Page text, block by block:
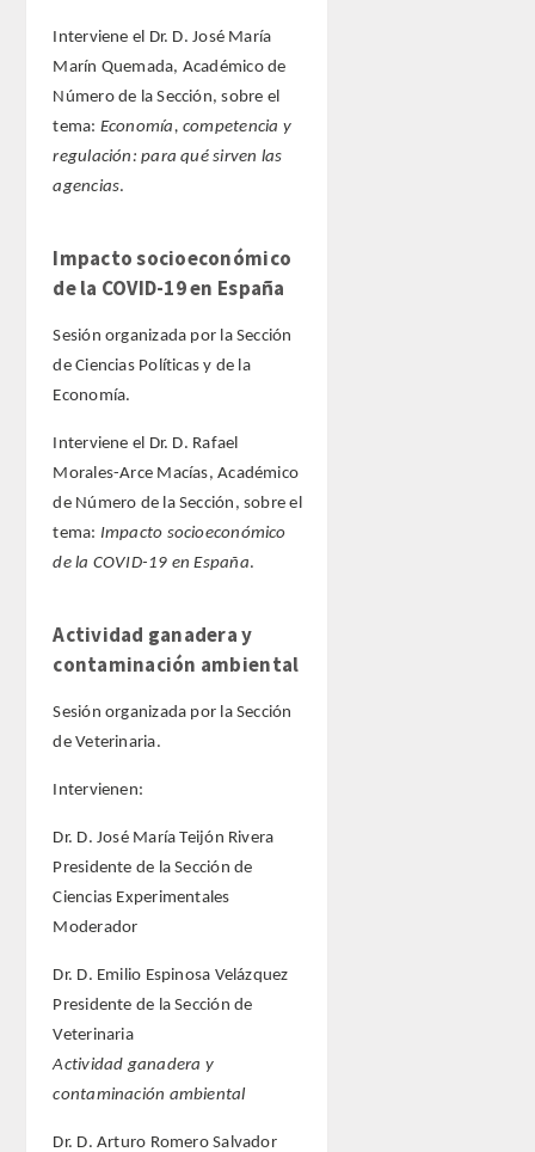
Interviene el Dr. D. José María
Marín Quemada, Académico de
Número de la Sección, sobre el
tema: Economía, competencia y
regulación: para qué sirven las
agencias.
Impacto socioeconómico
de la COVID-19 en España
Sesión organizada por la Sección
de Ciencias Políticas y de la
Economía.
Interviene el Dr. D. Rafael
Morales-Arce Macías, Académico
de Número de la Sección, sobre el
tema: Impacto socioeconómico
de la COVID-19 en España.
Actividad ganadera y
contaminación ambiental
Sesión organizada por la Sección
de Veterinaria.
Intervienen:
Dr. D. José María Teijón Rivera
Presidente de la Sección de
Ciencias Experimentales
Moderador
Dr. D. Emilio Espinosa Velázquez
Presidente de la Sección de
Veterinaria
Actividad ganadera y
contaminación ambiental
Dr. D. Arturo Romero Salvador